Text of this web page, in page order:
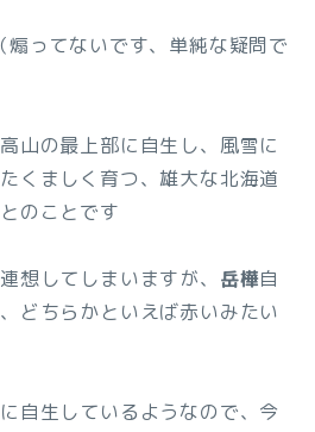
ってないです、単純な疑問で
山の最上部に自生し、風雪に
くましく育つ、雄大な北海道
のことです
想してしまいますが、 岳樺自
どちらかといえば赤いみたい
自生しているようなので、今